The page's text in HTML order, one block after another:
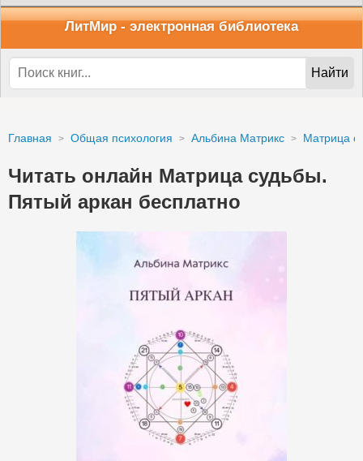
ЛитМир - электронная библиотека
Найти
Главная Общая психология Альбина Матрикс Матрица
Читать онлайн Матрица судьбы.
Пятый аркан бесплатно